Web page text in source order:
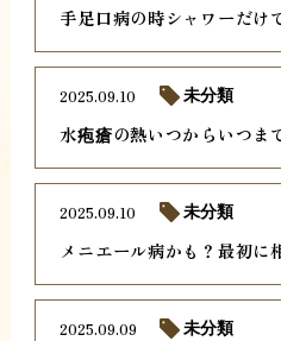
手足口病の時シャワーだけ
水疱瘡の熱いつからいつま
2025.09.10 未分類
メニエール病かも？最初に
2025.09.10 未分類
2025.09.09 未分類